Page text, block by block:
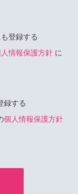
登録する
情報保護方針に
録する
個人情報保護方針